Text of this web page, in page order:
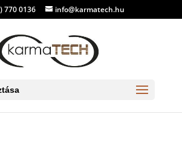
770 0136 info@karmatech.hu